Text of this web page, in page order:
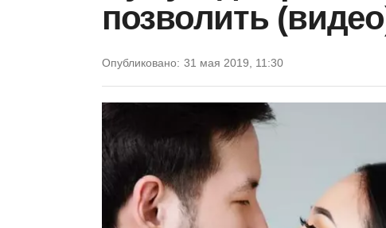
позволить
Опубликовано: 31 мая 2019, 11:30